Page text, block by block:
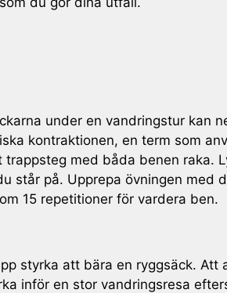
under en vandringstur kan
kontraktionen, en term som
med båda benen raka.
på. Upprepa övningen med
15 repetitioner för vardera ben.
styrka att bära en ryggsäck. Att
inför en stor vandringsresa